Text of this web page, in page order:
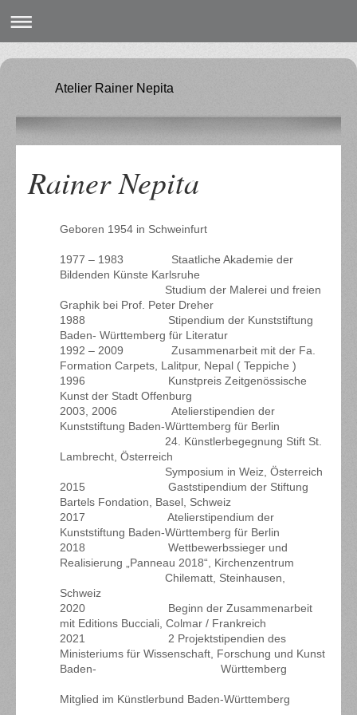
Atelier Rainer Nepita
Rainer Nepita
Geboren 1954 in Schweinfurt
1977 – 1983 Staatliche Akademie der
Bildenden Künste Karlsruhe
Studium der Malerei und freien
Graphik bei Prof. Peter Dreher
1988 Stipendium der Kunststiftung
Baden- Württemberg für Literatur
1992 – 2009 Zusammenarbeit mit der Fa.
Formation Carpets, Lalitpur, Nepal ( Teppiche )
1996 Kunstpreis Zeitgenössische
Kunst der Stadt Offenburg
2003, 2006 Atelierstipendien der
Kunststiftung Baden-Württemberg für Berlin
24. Künstlerbegegnung Stift St.
Lambrecht, Österreich
Symposium in Weiz, Österreich
2015 Gaststipendium der Stiftung
Bartels Fondation, Basel, Schweiz
2017 Atelierstipendium der
Kunststiftung Baden-Württemberg für Berlin
2018 Wettbewerbssieger und
Realisierung „Panneau 2018“, Kirchenzentrum
Chilematt, Steinhausen,
Schweiz
2020
Beginn der Zusammenarbeit
mit Editions Bucciali, Colmar / Frankreich
2021 2 Projektstipendien des
Ministeriums für Wissenschaft, Forschung und Kunst
Baden- Württemberg
Mitglied im Künstlerbund Baden-Württemberg